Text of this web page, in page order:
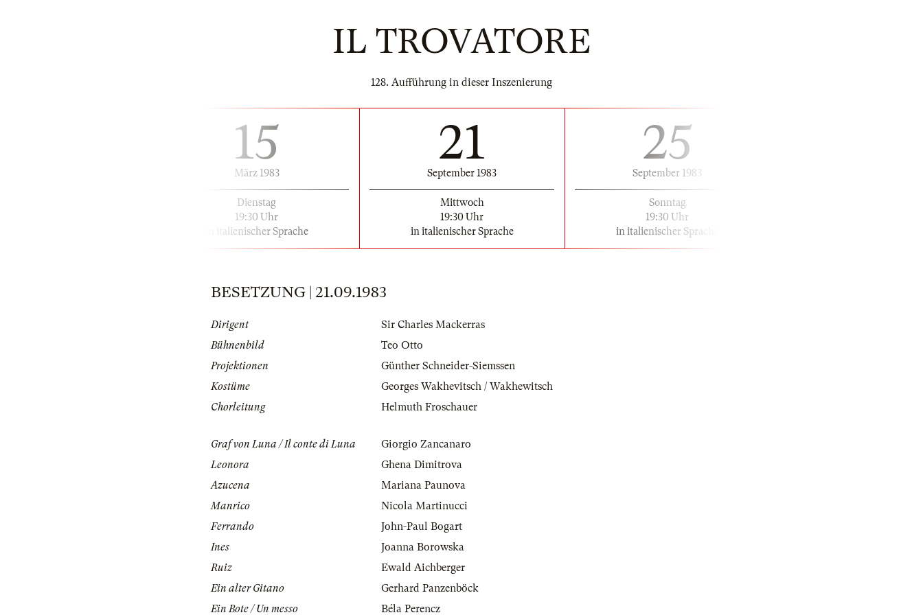
IL TROVATORE
128. Aufführung in dieser Inszenierung
15
März 1983
Dienstag
19:30 Uhr
in italienischer Sprache
21
September 1983
Mittwoch
19:30 Uhr
in italienischer Sprache
25
September 1983
Sonntag
19:30 Uhr
in italienischer Sprache
BESETZUNG | 21.09.1983
Dirigent
Sir Charles Mackerras
Bühnenbild
Teo Otto
Projektionen
Günther Schneider-Siemssen
Kostüme
Georges Wakhevitsch / Wakhewitsch
Chorleitung
Helmuth Froschauer
Graf von Luna / Il conte di Luna
Giorgio Zancanaro
Leonora
Ghena Dimitrova
Azucena
Mariana Paunova
Manrico
Nicola Martinucci
Ferrando
John-Paul Bogart
Ines
Joanna Borowska
Ruiz
Ewald Aichberger
Ein alter Gitano
Gerhard Panzenböck
Ein Bote / Un messo
Béla Perencz